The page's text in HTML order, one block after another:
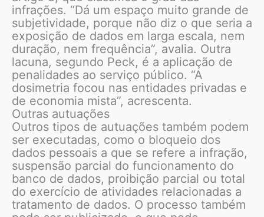
infrações. “Dá um espaço muito grande de
subjetividade, porque não diz o que seria a
exposição de dados em larga escala, nem
duração, nem frequência”, avalia. Outra
lacuna, segundo Peck, é a aplicação de
penalidades ao serviço público. “A
dosimetria focou nas entidades privadas e
de economia mista”, acrescenta.
Outras autuações
Outros tipos de autuações também podem
ser executadas, como o bloqueio dos
dados pessoais a que se refere a infração,
suspensão parcial do funcionamento do
banco de dados, proibição parcial ou total
do exercício de atividades relacionadas a
tratamento de dados. O processo também